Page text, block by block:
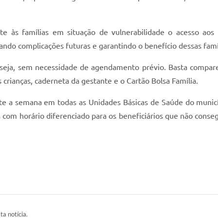
às famílias em situação de vulnerabilidade o acesso
complicações futuras e garantindo o benefício dessas
sem necessidade de agendamento prévio. Basta
caderneta da gestante e o Cartão Bolsa Família.
semana em todas as Unidades Básicas de Saúde do
com horário diferenciado para os beneficiários que não
notícia.